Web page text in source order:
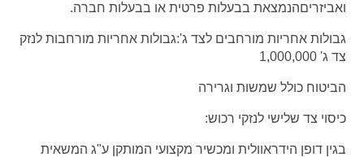
ואביזריםהנמצאת בבעלות פרטית או בבעלות חברה.
גבולות אחריות מורחבים לצד ג':גבולות אחריות מורחבות לנזק
צד ג' 1,000,000
הביטוח כולל שמשות וגרירה
כיסוי צד שלישי לנזקי רכוש:
בגין דופן הידראוולית ומכשיר מקצועי המותקן ע"ג המשאית